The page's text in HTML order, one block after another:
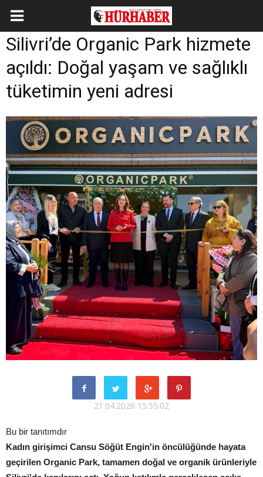
Silivri’de Organic Park hizmete
açıldı: Doğal yaşam ve sağlıklı
tüketimin yeni adresi
21.04.2026 15:55:02
Bu bir tanıtımdır
Kadın girişimci Cansu Söğüt Engin'in öncülüğünde hayata
geçirilen Organic Park, tamamen doğal ve organik ürünleriyle